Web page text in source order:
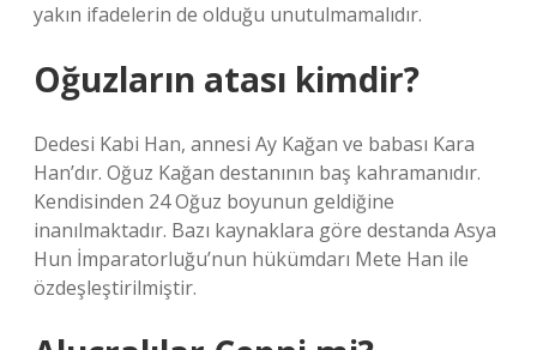
yakın ifadelerin de olduğu unutulmamalıdır.
Oğuzların atası kimdir?
Dedesi Kabi Han, annesi Ay Kağan ve babası Kara
Han’dır. Oğuz Kağan destanının baş kahramanıdır.
Kendisinden 24 Oğuz boyunun geldiğine
inanılmaktadır. Bazı kaynaklara göre destanda Asya
Hun İmparatorluğu’nun hükümdarı Mete Han ile
özdeşleştirilmiştir.